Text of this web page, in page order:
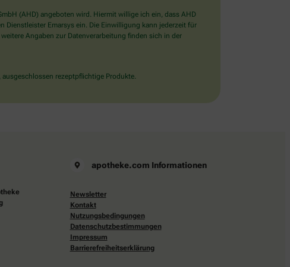
(AHD) angeboten wird. Hiermit willige ich ein, dass AHD
Dienstleister Emarsys ein. Die Einwilligung kann jederzeit für
Angaben zur Datenverarbeitung finden sich in der
rezeptpflichtige Produkte.
apotheke.com Informationen
Newsletter
Kontakt
Nutzungsbedingungen
Datenschutzbestimmungen
Impressum
Barrierefreiheitserklärung